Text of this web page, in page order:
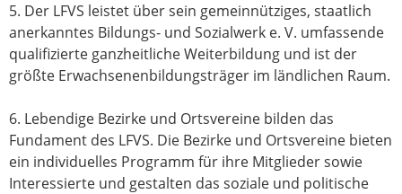
5. Der LFVS leistet über sein gemeinnütziges, staatlich
anerkanntes Bildungs- und Sozialwerk e. V. umfassende
qualifizierte ganzheitliche Weiterbildung und ist der
größte Erwachsenenbildungsträger im ländlichen Raum.
6. Lebendige Bezirke und Ortsvereine bilden das
Fundament des LFVS. Die Bezirke und Ortsvereine bieten
ein individuelles Programm für ihre Mitglieder sowie
Interessierte und gestalten das soziale und politische